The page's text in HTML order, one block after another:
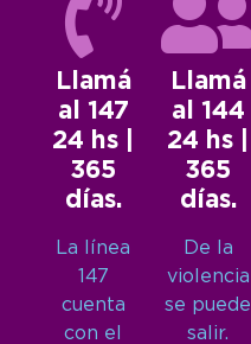
Llamá
al 147
24 hs |
365
días.
La línea
147
cuenta
con el
Llamá
al 144
24 hs |
365
días.
De la
violencia
se puede
salir.